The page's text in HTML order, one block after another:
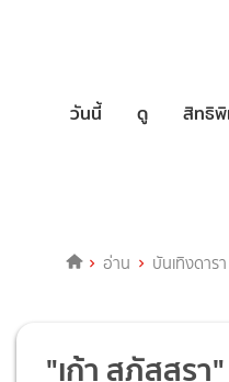
วันนี้ ดู สิทธิพิ
อ่าน บันเทิงดารา
"เก้า สุภัสสรา